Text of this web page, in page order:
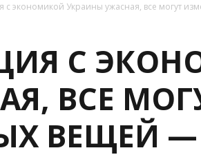
с экономикой Украины ужасная, все могут
С
ВСЕ
ВЕЩЕЙ